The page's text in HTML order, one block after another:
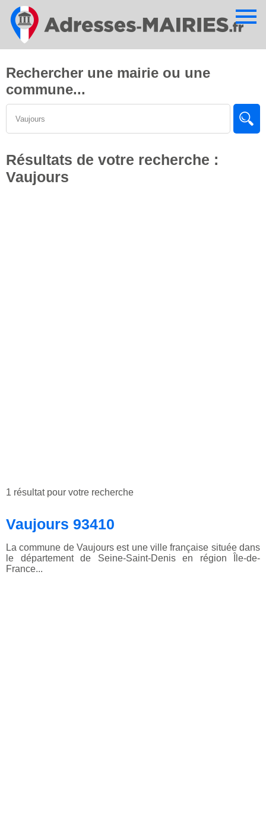
Rechercher une mairie ou une
commune...
Résultats de votre recherche :
Vaujours
1 résultat pour votre recherche
Vaujours 93410
La commune de Vaujours est une ville française située dans
le département de Seine-Saint-Denis en région Île-de-
France...
Cookies management panel